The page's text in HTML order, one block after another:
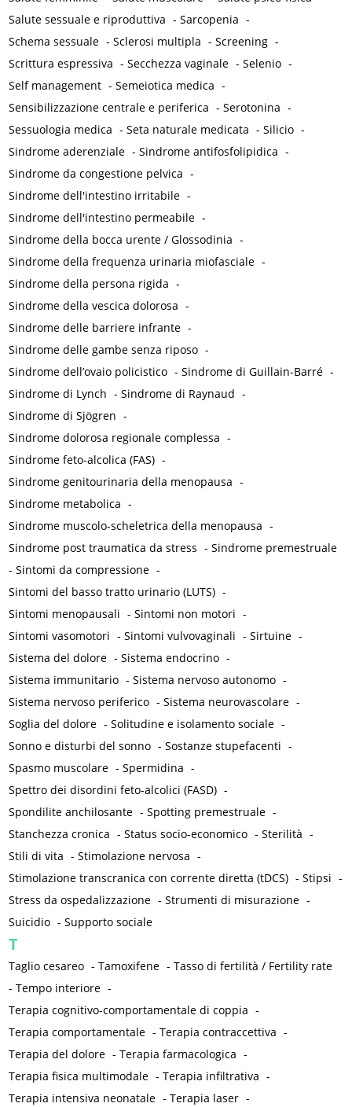
Salute sessuale e riproduttiva -Sarcopenia -
Schema sessuale -Sclerosi multipla -Screening -
Scrittura espressiva -Secchezza vaginale -Selenio -
Self management -Semeiotica medica -
Sensibilizzazione centrale e periferica -Serotonina -
Sessuologia medica -Seta naturale medicata -Silicio -
Sindrome aderenziale -Sindrome antifosfolipidica -
Sindrome da congestione pelvica -
Sindrome dell'intestino irritabile -
Sindrome dell'intestino permeabile -
Sindrome della bocca urente / Glossodinia -
Sindrome della frequenza urinaria miofasciale -
Sindrome della persona rigida -
Sindrome della vescica dolorosa -
Sindrome delle barriere infrante -
Sindrome delle gambe senza riposo -
Sindrome dell’ovaio policistico -Sindrome di Guillain-Barré -
Sindrome di Lynch -Sindrome di Raynaud -
Sindrome di Sjögren -
Sindrome dolorosa regionale complessa -
Sindrome feto-alcolica (FAS) -
Sindrome genitourinaria della menopausa -
Sindrome metabolica -
Sindrome muscolo-scheletrica della menopausa -
Sindrome post traumatica da stress -Sindrome premestruale
-Sintomi da compressione -
Sintomi del basso tratto urinario (LUTS) -
Sintomi menopausali -Sintomi non motori -
Sintomi vasomotori -Sintomi vulvovaginali -Sirtuine -
Sistema del dolore -Sistema endocrino -
Sistema immunitario -Sistema nervoso autonomo -
Sistema nervoso periferico -Sistema neurovascolare -
Soglia del dolore -Solitudine e isolamento sociale -
Sonno e disturbi del sonno -Sostanze stupefacenti -
Spasmo muscolare -Spermidina -
Spettro dei disordini feto-alcolici (FASD) -
Spondilite anchilosante -Spotting premestruale -
Stanchezza cronica -Status socio-economico -Sterilità -
Stili di vita -Stimolazione nervosa -
Stimolazione transcranica con corrente diretta (tDCS) -Stipsi -
Stress da ospedalizzazione -Strumenti di misurazione -
Suicidio -Supporto sociale
T
Taglio cesareo -Tamoxifene -Tasso di fertilità / Fertility rate
-Tempo interiore -
Terapia cognitivo-comportamentale di coppia -
Terapia comportamentale -Terapia contraccettiva -
Terapia del dolore -Terapia farmacologica -
Terapia fisica multimodale -Terapia infiltrativa -
Terapia intensiva neonatale -Terapia laser -